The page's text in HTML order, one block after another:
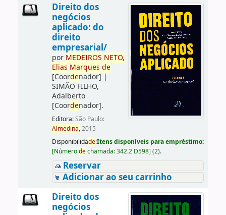
Direito dos
negócios
aplicado: do
direito
empresarial/
por MEDEIROS NETO,
Elias Marques de
[Coordenador] |
SIMÃO FILHO,
Adalberto
[Coordenador].
Editora:São Paulo:
Almedina,2015
Disponibilidade:Itens disponíveis para empréstimo:
[Númerodechamada:342.2 D598] (2).
Reservar
Adicionar ao seu carrinho
Direito dos
negócios